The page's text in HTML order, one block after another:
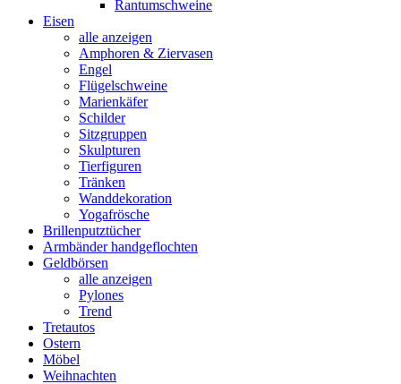
Rantumschweine
Eisen
alle anzeigen
Amphoren & Ziervasen
Engel
Flügelschweine
Marienkäfer
Schilder
Sitzgruppen
Skulpturen
Tierfiguren
Tränken
Wanddekoration
Yogafrösche
Brillenputztücher
Armbänder handgeflochten
Geldbörsen
alle anzeigen
Pylones
Trend
Tretautos
Ostern
Möbel
Weihnachten